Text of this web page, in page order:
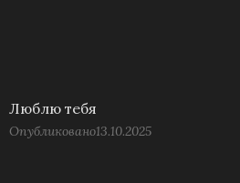
Люблю тебя
Опубликовано13.10.2025